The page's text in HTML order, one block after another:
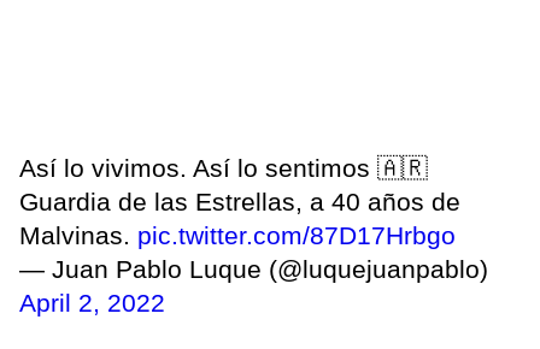
Así lo vivimos. Así lo sentimos 🇦🇷
Guardia de las Estrellas, a 40 años de
Malvinas. pic.twitter.com/87D17Hrbgo
— Juan Pablo Luque (@luquejuanpablo)
April 2, 2022